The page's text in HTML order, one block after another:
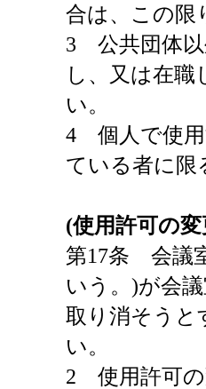
合は、この限
3 公共団体以
し、又は在
い。
4 個人で使用
ている者に限
(使用許可の
第17条 会議
いう。)が会
取り消そうと
い。
2 使用許可の